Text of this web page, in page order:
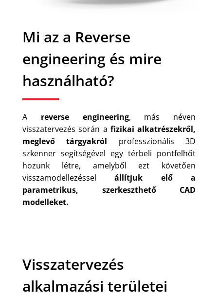
Mi az a Reverse
engineering és mire
használható?
A reverse engineering, más néven
visszatervezés során a fizikai alkatrészekről,
meglevő tárgyakról professzionális 3D
szkenner segítségével egy térbeli pontfelhőt
hozunk létre, amelyből ezt követően
visszamodellezésselállítjuk elő a
parametrikus, szerkeszthető CAD
modelleket.
Visszatervezés
alkalmazási területei